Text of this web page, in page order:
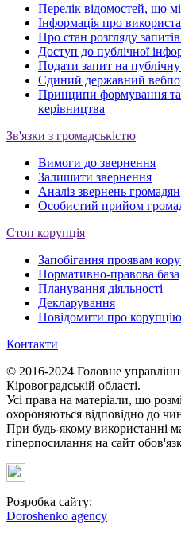
Перелік відомостей, що
Інформація про
Про стан розгляду
Доступ до публічної
Подати запит на
Єдиний державний
Принципи формування та
керівництва
Зв'язки з громадськістю
Вимоги до звернення
Залишити звернення
Аналіз звернень громадян
Особистий прийом
Стоп корупція
Запобігання проявам
Нормативно-правова база
Планування діяльності
Декларування
Повідомити про корупцію
Контакти
© 2016-2024 Головне
Кіровоградській області.
Усі права на матеріали, що
охороняються відповідно до
При будь-якому використанні
гіперпосилання на сайт
Розробка сайту:
Doroshenko agency